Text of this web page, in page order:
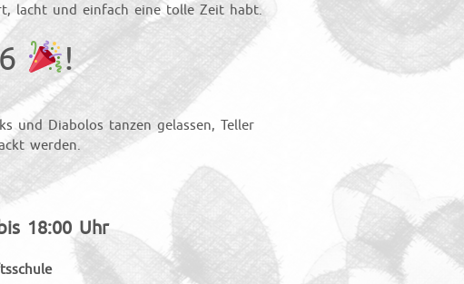
lacht und einfach eine tolle Zeit habt.
!
und Diabolos tanzen gelassen, Teller
werden.
18:00 Uhr